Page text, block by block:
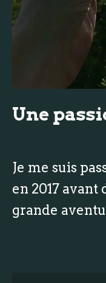
Une
Je me suis
en 2017 avant
grande